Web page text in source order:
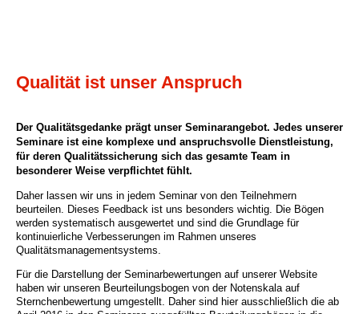
Qualität ist unser Anspruch
Der Qualitätsgedanke prägt unser Seminarangebot. Jedes unserer
Seminare ist eine komplexe und anspruchsvolle Dienstleistung,
für deren Qualitätssicherung sich das gesamte Team in
besonderer Weise verpflichtet fühlt.
Daher lassen wir uns in jedem Seminar von den Teilnehmern
beurteilen. Dieses Feedback ist uns besonders wichtig. Die Bögen
werden systematisch ausgewertet und sind die Grundlage für
kontinuierliche Verbesserungen im Rahmen unseres
Qualitätsmanagementsystems.
Für die Darstellung der Seminarbewertungen auf unserer Website
haben wir unseren Beurteilungsbogen von der Notenskala auf
Sternchenbewertung umgestellt. Daher sind hier ausschließlich die ab